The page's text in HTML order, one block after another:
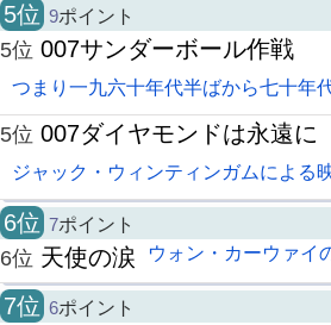
5位 9ポイント
5位 007サンダーボール作戦
つまり一九六十年代半ばから七十年
5位 007ダイヤモンドは永遠に
ジャック・ウィンティンガムによる
6位 7ポイント
6位 天使の涙 ウォン・カーウァイ
7位 6ポイント